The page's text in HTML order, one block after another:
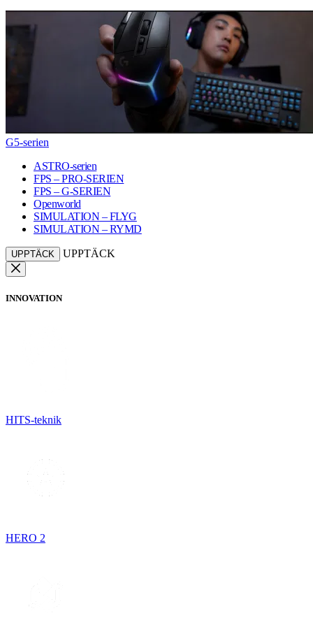
G5-serien
ASTRO-serien
FPS – PRO-SERIEN
FPS – G-SERIEN
Openworld
SIMULATION – FLYG
SIMULATION – RYMD
UPPTÄCK UPPTÄCK
INNOVATION
HITS-teknik
HERO 2